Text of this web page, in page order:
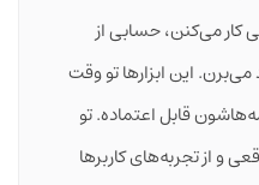
کار می‌کنن، حسابی از
این ابزارها تو وقت
قابل اعتماده. تو
از تجربه‌های کاربرها